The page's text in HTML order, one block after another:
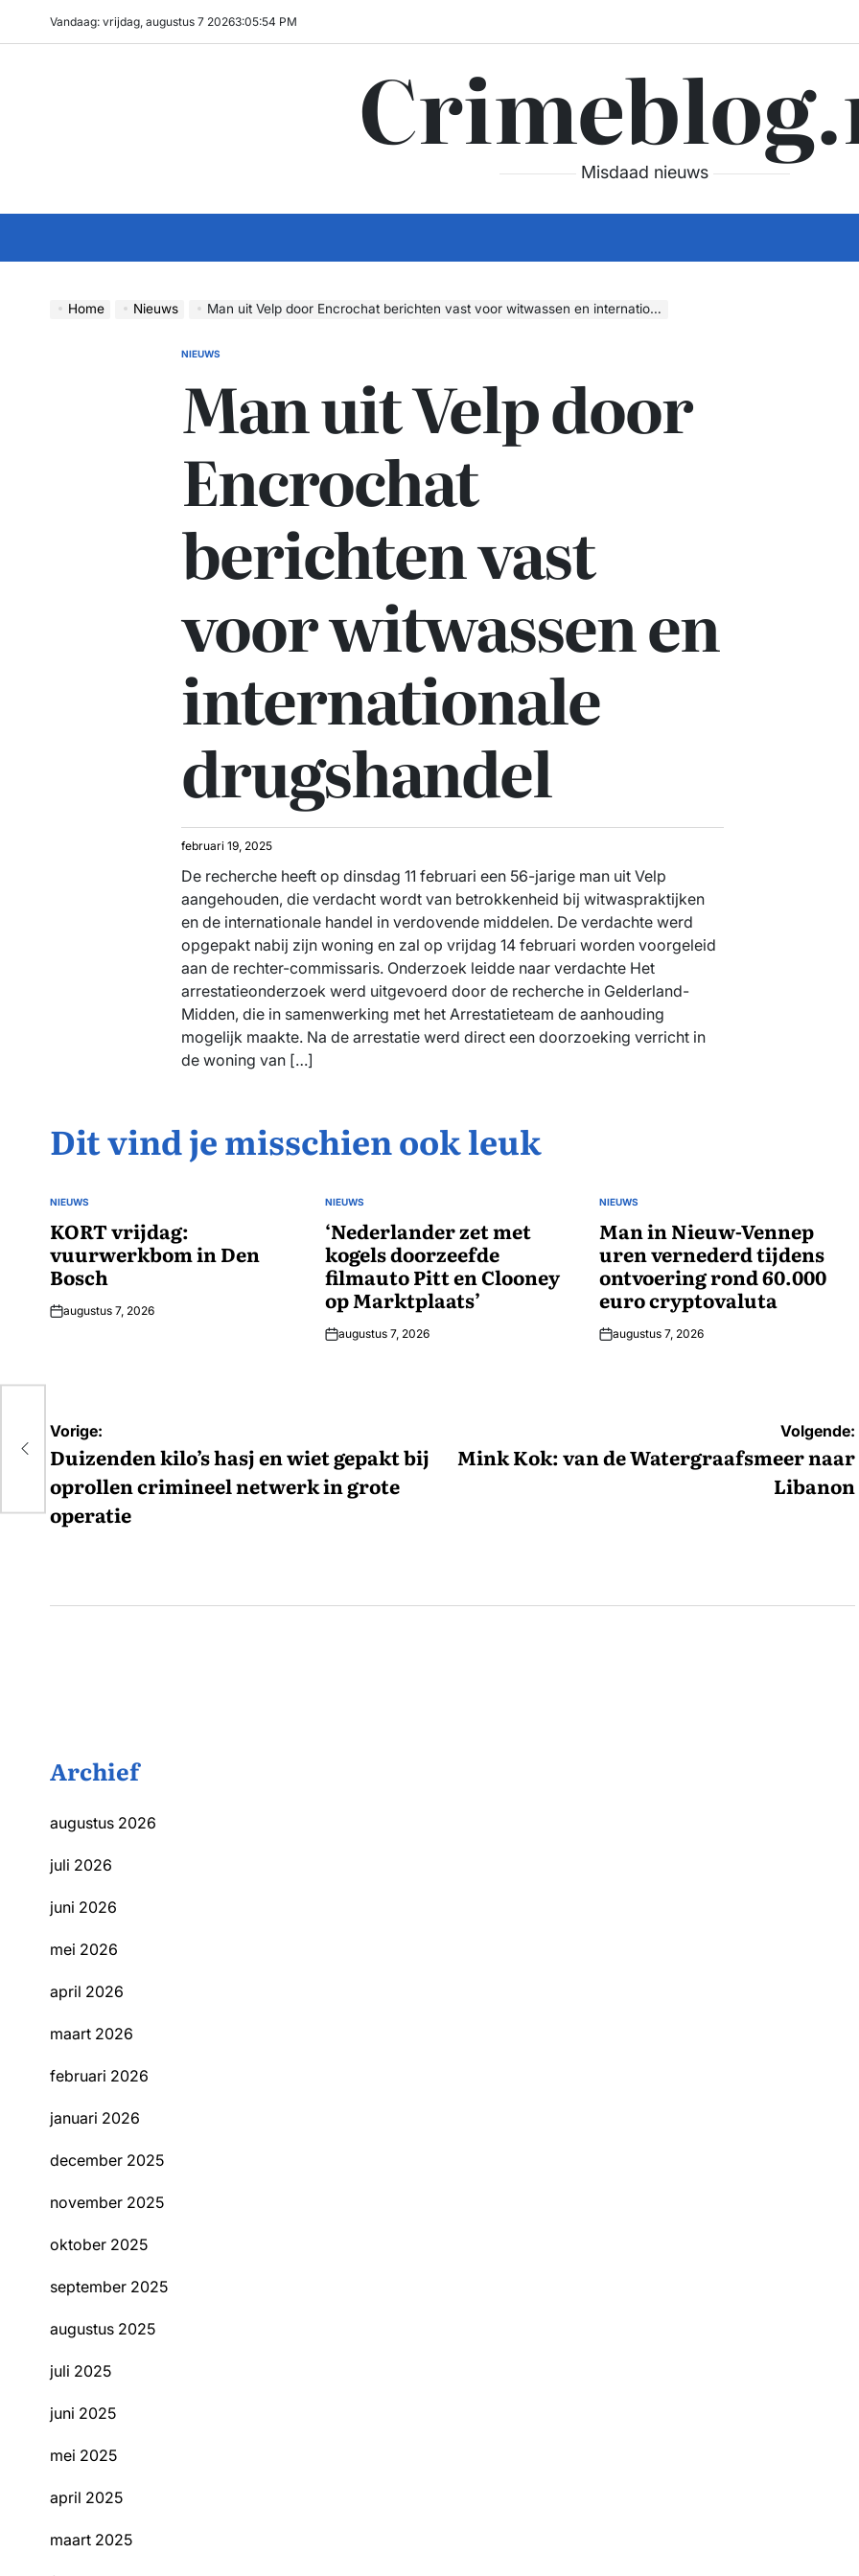
Vandaag: vrijdag, augustus 7 20263:05:55 PM
Misdaad nieuws
Home Nieuws Man uit Velp door Encrochat berichten vast voor witwassen en internationale drugshandel
GEPLAATST
NIEUWS
Man uit Velp door
Encrochat
berichten vast
voor witwassen en
internationale
drugshandel
februari 19, 2025
De recherche heeft op dinsdag 11 februari een 56-jarige man uit Velp
aangehouden, die verdacht wordt van betrokkenheid bij witwaspraktijken
en de internationale handel in verdovende middelen. De verdachte werd
opgepakt nabij zijn woning en zal op vrijdag 14 februari worden voorgeleid
aan de rechter-commissaris. Onderzoek leidde naar verdachte Het
arrestatieonderzoek werd uitgevoerd door de recherche in Gelderland-
Midden, die in samenwerking met het Arrestatieteam de aanhouding
mogelijk maakte. Na de arrestatie werd direct een doorzoeking verricht in
de woning van […]
Dit vind je misschien ook leuk
GEPLAATST
NIEUWS
KORT vrijdag:
vuurwerkbom in Den
Bosch
augustus 7, 2026
GEPLAATST
IN
NIEUWS
‘Nederlander zet met
kogels doorzeefde
filmauto Pitt en Clooney
op Marktplaats’
augustus 7, 2026
GEPLAATST
NIEUWS
Man in Nieuw-Vennep
uren vernederd tijdens
ontvoering rond 60.000
euro cryptovaluta
augustus 7, 2026
Bericht
navigatie
Vorige:
Duizenden kilo’s hasj en wiet gepakt bij
oprollen crimineel netwerk in grote
operatie
Volgende:
Mink Kok: van de Watergraafsmeer naar
Libanon
Archief
augustus 2026
juli 2026
juni 2026
mei 2026
april 2026
maart 2026
februari 2026
januari 2026
december 2025
november 2025
oktober 2025
september 2025
augustus 2025
juli 2025
juni 2025
mei 2025
april 2025
maart 2025